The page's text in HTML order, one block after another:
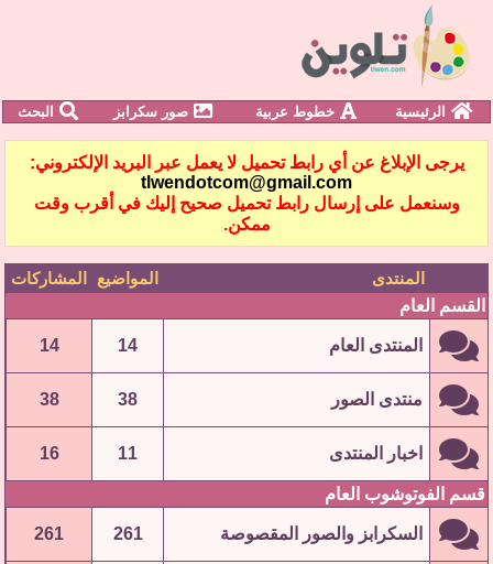
الرئيسية خطوط عربية صور سكرابز البحث
يرجى الإبلاغ عن أي رابط تحميل لا يعمل عبر البريد الإلكتروني:
tlwendotcom@gmail.com
وسنعمل على إرسال رابط تحميل صحيح إليك في أقرب وقت
ممكن.
المنتدى المواضيع المشاركات
القسم العام
المنتدى العام 14
14
منتدى الصور 38
38
اخبار المنتدى 11
16
قسم الفوتوشوب العام
السكرابز والصور المقصوصة 261
261